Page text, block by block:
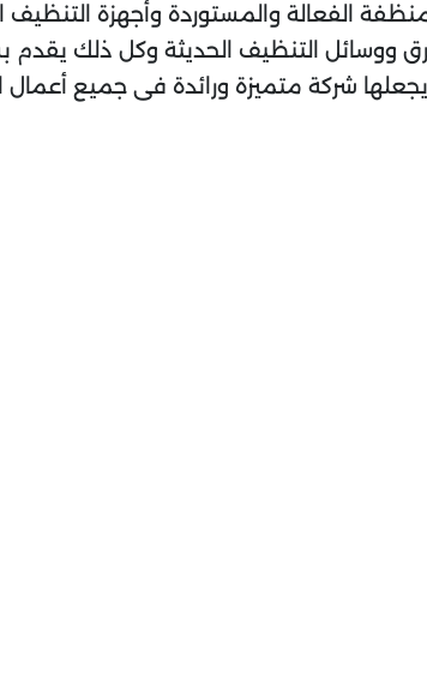
الفعالة والمستوردة وأجهزة التنظيف
ووسائل التنظيف الحديثة وكل ذلك
شركة متميزة ورائدة فى جميع أعمال